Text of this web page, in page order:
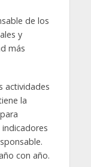
de los
y
más
actividades
la
con año.